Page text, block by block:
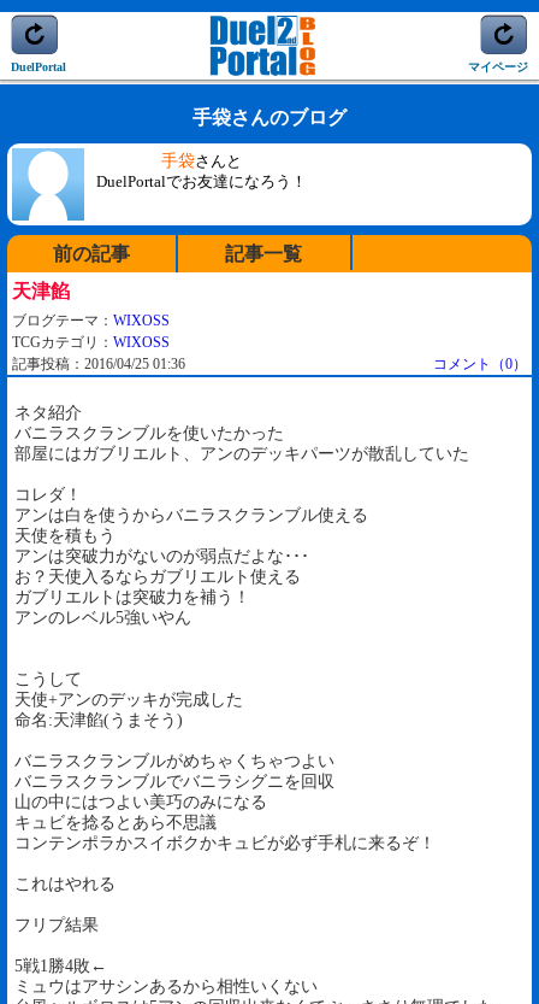
DuelPortal マイページ
手袋さんのブログ
手袋さんと
DuelPortalでお友達になろう！
前の記事
記事一覧
天津餡
ブログテーマ： WIXOSS
TCGカテゴリ： WIXOSS
記事投稿：2016/04/25 01:36
コメント（0）
ネタ紹介
バニラスクランブルを使いたかった
部屋にはガブリエルト、アンのデッキパーツが散乱していた
コレダ！
アンは白を使うからバニラスクランブル使える
天使を積もう
アンは突破力がないのが弱点だよな･･･
お？天使入るならガブリエルト使える
ガブリエルトは突破力を補う！
アンのレベル5強いやん
こうして
天使+アンのデッキが完成した
命名:天津餡(うまそう)
バニラスクランブルがめちゃくちゃつよい
バニラスクランブルでバニラシグニを回収
山の中にはつよい美巧のみになる
キュビを捻るとあら不思議
コンテンポラかスイボクかキュビが必ず手札に来るぞ！
これはやれる
フリプ結果
5戦1勝4敗←
ミュウはアサシンあるから相性いくない